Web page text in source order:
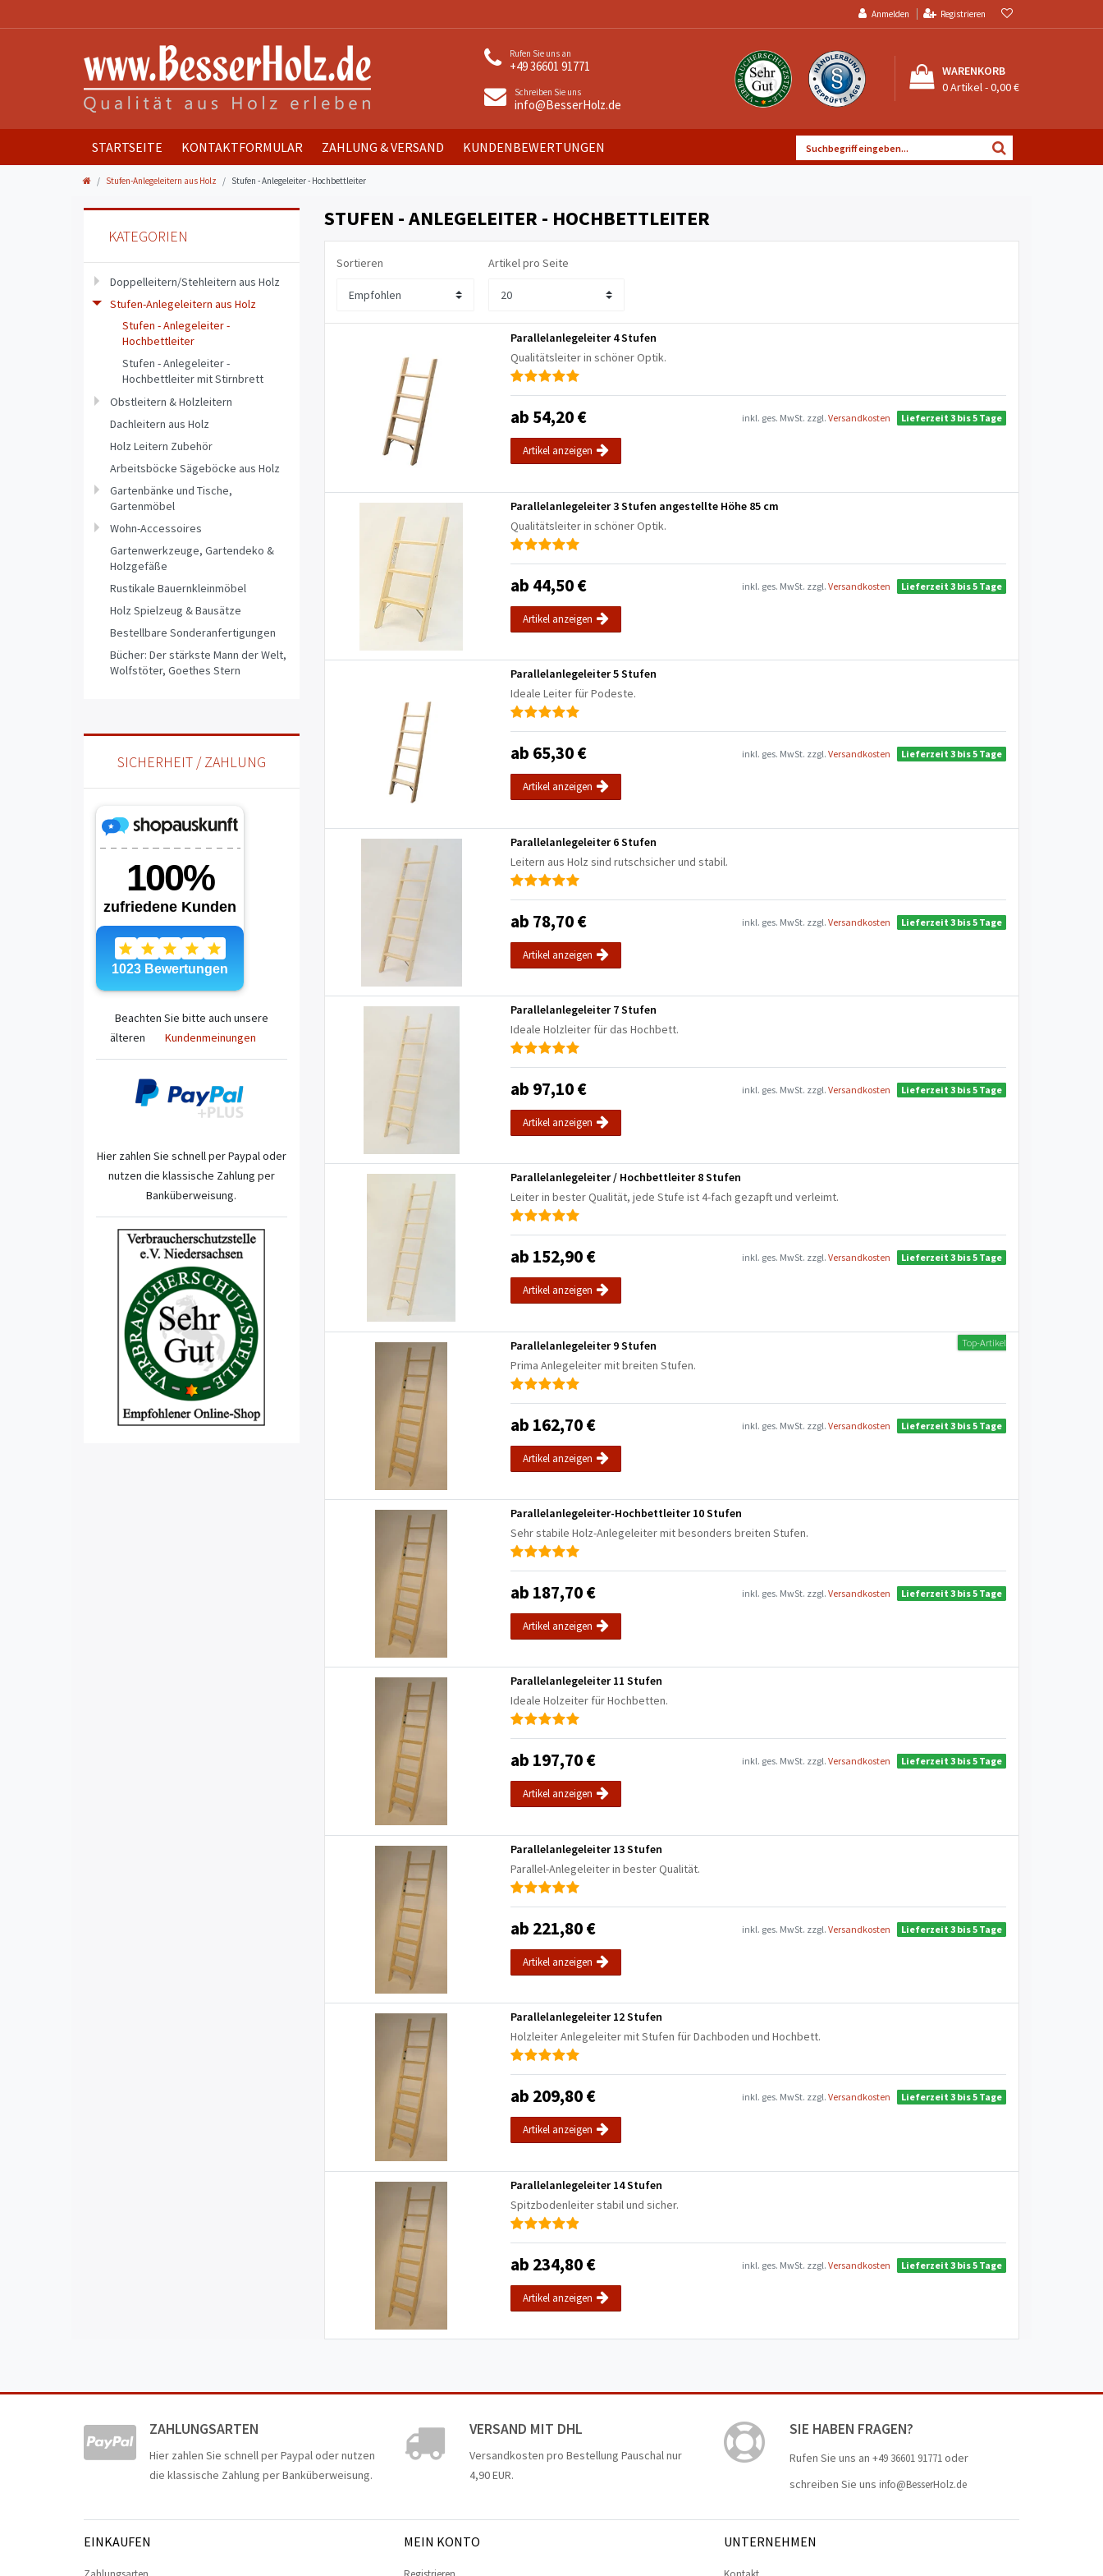
Anmelden Registrieren
Rufen Sie uns an
+49 36601 91771
Schreiben Sie uns
info@BesserHolz.de
WARENKORB
0Artikel -0,00 €
STARTSEITE KONTAKTFORMULAR ZAHLUNG & VERSAND KUNDENBEWERTUNGEN
Stufen-Anlegeleitern aus Holz Stufen - Anlegeleiter - Hochbettleiter
KATEGORIEN
Doppelleitern/Stehleitern aus Holz
Stufen-Anlegeleitern aus Holz
Stufen - Anlegeleiter -
Hochbettleiter
Stufen - Anlegeleiter -
Hochbettleiter mit Stirnbrett
Obstleitern & Holzleitern
Dachleitern aus Holz
Holz Leitern Zubehör
Arbeitsböcke Sägeböcke aus Holz
Gartenbänke und Tische,
Gartenmöbel
Wohn-Accessoires
Gartenwerkzeuge, Gartendeko &
Holzgefäße
Rustikale Bauernkleinmöbel
Holz Spielzeug & Bausätze
Bestellbare Sonderanfertigungen
Bücher: Der stärkste Mann der Welt,
Wolfstöter, Goethes Stern
SICHERHEIT / ZAHLUNG
Beachten Sie bitte auch unsere
älteren
Kundenmeinungen
Hier zahlen Sie schnell per Paypal oder
nutzen die klassische Zahlung per
Banküberweisung.
STUFEN - ANLEGELEITER - HOCHBETTLEITER
Sortieren Artikel pro Seite
Parallelanlegeleiter 4 Stufen
Qualitätsleiter in schöner Optik.
ab 54,20 € inkl. ges. MwSt. zzgl.Versandkosten Lieferzeit 3 bis 5 Tage
Artikel anzeigen
Parallelanlegeleiter 3 Stufen angestellte Höhe 85 cm
Qualitätsleiter in schöner Optik.
ab 44,50 € inkl. ges. MwSt. zzgl.Versandkosten Lieferzeit 3 bis 5 Tage
Artikel anzeigen
Parallelanlegeleiter 5 Stufen
Ideale Leiter für Podeste.
ab 65,30 € inkl. ges. MwSt. zzgl.Versandkosten Lieferzeit 3 bis 5 Tage
Artikel anzeigen
Parallelanlegeleiter 6 Stufen
Leitern aus Holz sind rutschsicher und stabil.
ab 78,70 € inkl. ges. MwSt. zzgl.Versandkosten Lieferzeit 3 bis 5 Tage
Artikel anzeigen
Parallelanlegeleiter 7 Stufen
Ideale Holzleiter für das Hochbett.
ab 97,10 € inkl. ges. MwSt. zzgl.Versandkosten Lieferzeit 3 bis 5 Tage
Artikel anzeigen
Parallelanlegeleiter / Hochbettleiter 8 Stufen
Leiter in bester Qualität, jede Stufe ist 4-fach gezapft und verleimt.
ab 152,90 € inkl. ges. MwSt. zzgl.Versandkosten Lieferzeit 3 bis 5 Tage
Artikel anzeigen
Top-Artikel
Parallelanlegeleiter 9 Stufen
Prima Anlegeleiter mit breiten Stufen.
ab 162,70 € inkl. ges. MwSt. zzgl.Versandkosten Lieferzeit 3 bis 5 Tage
Artikel anzeigen
Parallelanlegeleiter-Hochbettleiter 10 Stufen
Sehr stabile Holz-Anlegeleiter mit besonders breiten Stufen.
ab 187,70 € inkl. ges. MwSt. zzgl.Versandkosten Lieferzeit 3 bis 5 Tage
Artikel anzeigen
Parallelanlegeleiter 11 Stufen
Ideale Holzeiter für Hochbetten.
ab 197,70 € inkl. ges. MwSt. zzgl.Versandkosten Lieferzeit 3 bis 5 Tage
Artikel anzeigen
Parallelanlegeleiter 13 Stufen
Parallel-Anlegeleiter in bester Qualität.
ab 221,80 € inkl. ges. MwSt. zzgl.Versandkosten Lieferzeit 3 bis 5 Tage
Artikel anzeigen
Parallelanlegeleiter 12 Stufen
Holzleiter Anlegeleiter mit Stufen für Dachboden und Hochbett.
ab 209,80 € inkl. ges. MwSt. zzgl.Versandkosten Lieferzeit 3 bis 5 Tage
Artikel anzeigen
Parallelanlegeleiter 14 Stufen
Spitzbodenleiter stabil und sicher.
ab 234,80 € inkl. ges. MwSt. zzgl.Versandkosten Lieferzeit 3 bis 5 Tage
Artikel anzeigen
ZAHLUNGSARTEN
Hier zahlen Sie schnell per Paypal oder nutzen
die klassische Zahlung per Banküberweisung.
VERSAND MIT DHL
Versandkosten pro Bestellung Pauschal nur
4,90 EUR.
SIE HABEN FRAGEN?
Rufen Sie uns an +49 36601 91771oder
schreiben Sie uns info@BesserHolz.de
EINKAUFEN MEIN KONTO UNTERNEHMEN